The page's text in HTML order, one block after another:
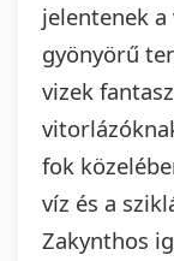
jelentenek
gyönyörű
vizek
fok
víz és a
Zakynthos